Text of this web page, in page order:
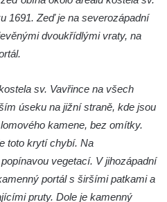
Nalezení
na křížové
Frýdlantu
cestě na
1691. Zeď je na severozápadní
dvoukřídlými vraty, na
sv. Vavřince na všech
úseku na jižní straně, kde jsou
kamene, bez omítky.
toto krytí chybí. Na
vegetací. V jihozápadní
portál s širšími patkami a
pruty. Dole je kamenný